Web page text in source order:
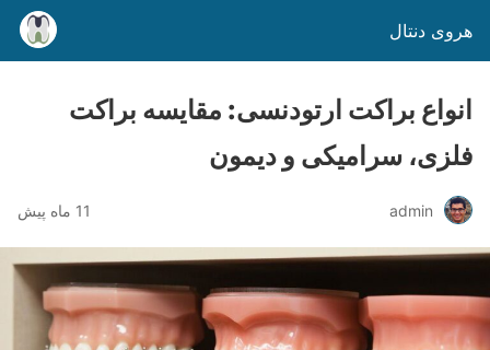
هروی دنتال
انواع براکت ارتودنسی: مقایسه براکت
فلزی، سرامیکی و دیمون
admin 11 ماه پیش